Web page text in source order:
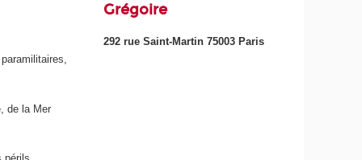
de la Mer
Grégoire
292 rue Saint-Martin 75003 Paris